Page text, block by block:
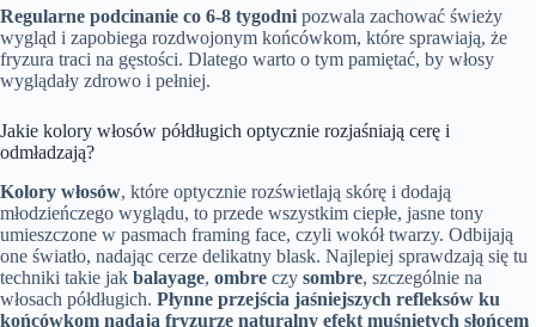
Regularne podcinanie co 6-8 tygodni pozwala zachować świeży
wygląd i zapobiega rozdwojonym końcówkom, które sprawiają, że
fryzura traci na gęstości. Dlatego warto o tym pamiętać, by włosy
wyglądały zdrowo i pełniej.
Jakie kolory włosów półdługich optycznie rozjaśniają cerę i
odmładzają?
Kolory włosów, które optycznie rozświetlają skórę i dodają
młodzieńczego wyglądu, to przede wszystkim ciepłe, jasne tony
umieszczone w pasmach framing face, czyli wokół twarzy. Odbijają
one światło, nadając cerze delikatny blask. Najlepiej sprawdzają się tu
techniki takie jak balayage, ombre czy sombre, szczególnie na
włosach półdługich. Płynne przejścia jaśniejszych refleksów ku
końcówkom nadają fryzurze naturalny efekt muśniętych słońcem